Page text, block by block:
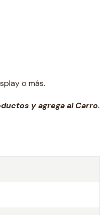
o más.
y agrega al Carro.